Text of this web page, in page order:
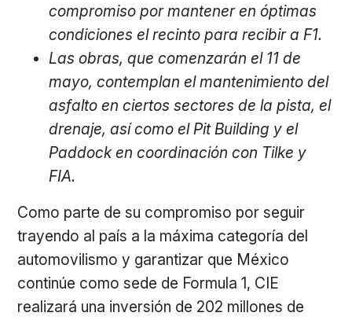
compromiso por mantener en óptimas
condiciones el recinto para recibir a F1.
Las obras, que comenzarán el 11 de
mayo, contemplan el mantenimiento del
asfalto en ciertos sectores de la pista, el
drenaje, así como el Pit Building y el
Paddock en coordinación con Tilke y
FIA.
Como parte de su compromiso por seguir
trayendo al país a la máxima categoría del
automovilismo y garantizar que México
continúe como sede de Formula 1, CIE
realizará una inversión de 202 millones de